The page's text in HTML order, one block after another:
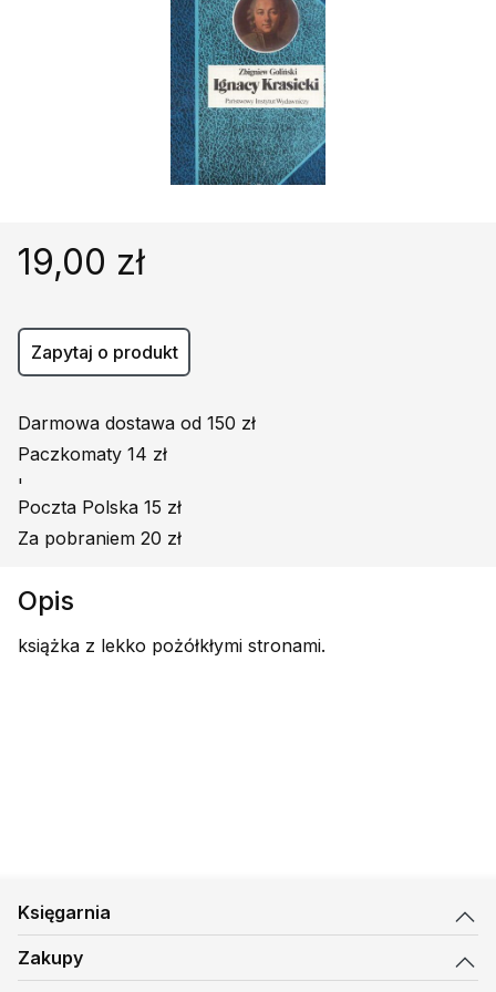
Książki obcojęzyczne
Poradniki, leksykony...
Podręczniki szkolne
Promocja
19,00 zł
Zapytaj o produkt
Darmowa dostawa od 150 zł
Paczkomaty 14 zł
'
Poczta Polska 15 zł
Za pobraniem 20 zł
Opis
książka z lekko pożółkłymi stronami.
Księgarnia
Zakupy